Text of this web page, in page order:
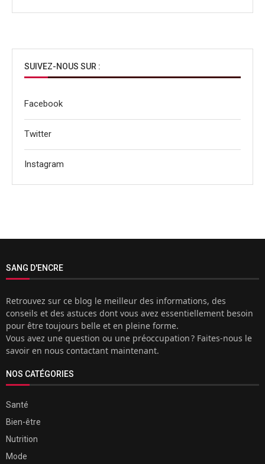
SUIVEZ-NOUS SUR :
Facebook
Twitter
Instagram
SANG D'ENCRE
Retrouvez sur ce blog le meilleur des informations, des
conseils et des astuces dont vous avez essentiellement besoin
pour être toujours belle et en pleine forme.
Vous avez une question ou une préoccupation ? Faites-nous le
savoir en nous contactant maintenant.
NOS CATÉGORIES
Santé
Bien-être
Nutrition
Mode